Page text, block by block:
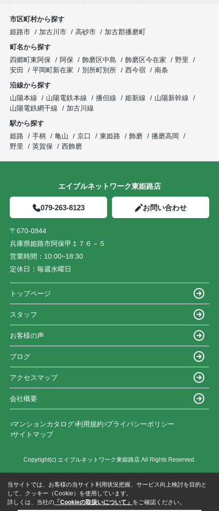
市区町村から探す
姫路市
加古川市 高砂市
加古郡播磨町
町名から探す
四郷町東阿保
阿保 飾磨区中島 飾磨区今在家
野里
安田
平岡町新在家 別所町別所 西今宿
南条
沿線から探す
山陽本線
山陽電鉄本線 播但線 姫新線
山陽新幹線
山陽電鉄網干線
加古川線
駅から探す
姫路
手柄 亀山 京口 東姫路 飾磨
播磨高岡
野里
英賀保 西飾磨
エイブルネットワーク東姫路店
079-263-8123 お問い合わせ
〒670-0944
兵庫県姫路市阿保甲１７６－５
営業時間： 10:00~18:30
定休日： 毎週水曜日
トップページ
スタッフ
お客様の声
ブログ
アクセスマップ
会社概要
マンションカタログ 利用規約 プライバシーポリシー
サイトマップ
Copyright(c) エイブルネットワーク東姫路店 All Rights Reserved.
当サイトでは、お客様の当サイト利用状況把握、サービス向上検討を目的と
して、クッキー（Cookie）を使用しています。
詳しくは、当社の 「Cookieの取扱いについて」 をご確認ください。